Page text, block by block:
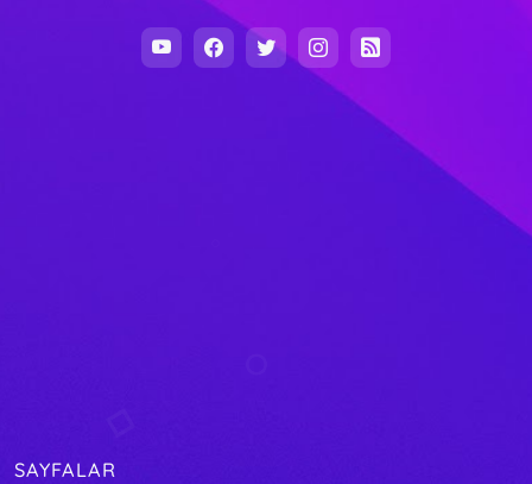
SAYFALAR